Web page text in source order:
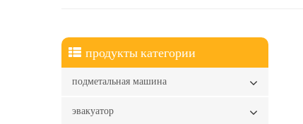
продукты категории
подметальная машина
эвакуатор